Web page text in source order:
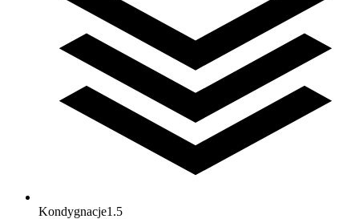
Kondygnacje1.5